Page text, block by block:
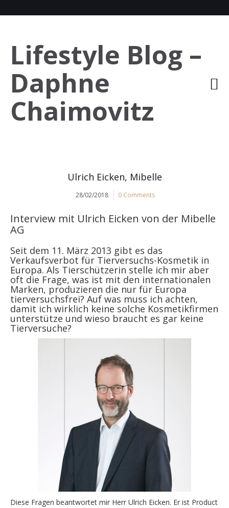
Lifestyle Blog –
Daphne
Chaimovitz
Ulrich Eicken, Mibelle
28/02/2018 0 Comments
Interview mit Ulrich Eicken von der Mibelle
AG
Seit dem 11. März 2013 gibt es das
Verkaufsverbot für Tierversuchs-Kosmetik in
Europa. Als Tierschützerin stelle ich mir aber
oft die Frage, was ist mit den internationalen
Marken, produzieren die nur für Europa
tierversuchsfrei? Auf was muss ich achten,
damit ich wirklich keine solche Kosmetikfirmen
unterstütze und wieso braucht es gar keine
Tierversuche?
Diese Fragen beantwortet mir Herr Ulrich Eicken. Er ist Product